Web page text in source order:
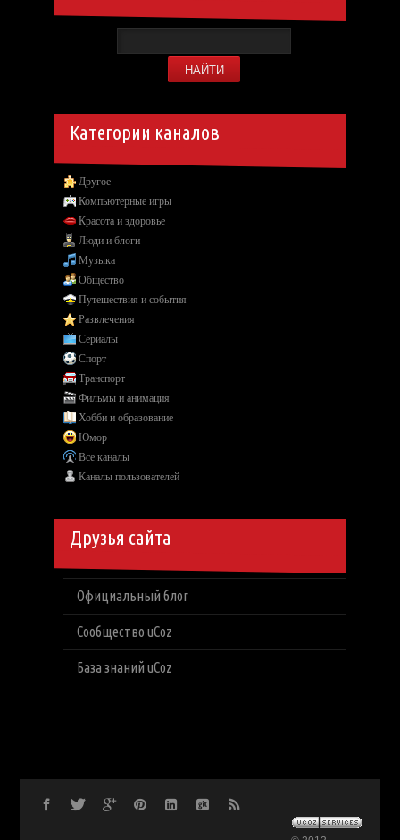
Категории каналов
Другое
Компьютерные игры
Красота и здоровье
Люди и блоги
Музыка
Общество
Путешествия и события
Развлечения
Сериалы
Спорт
Транспорт
Фильмы и анимация
Хобби и образование
Юмор
Все каналы
Каналы пользователей
Друзья сайта
Официальный блог
Сообщество uCoz
База знаний uCoz